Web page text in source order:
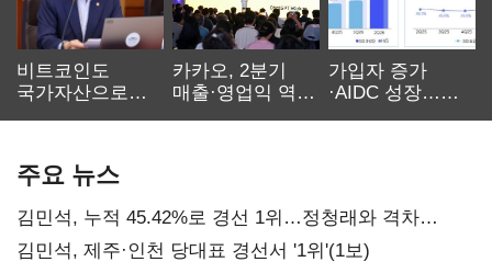
비트코인도
국가자산으로…'
카카오, 2분기
매출·영업익 역대
가입자 증가
·AIDC 성장…
주요 뉴스
김민석, 누적 45.42%로 경선 1위…정청래와 격차
0.86%p(2보)
김민석, 제주·인천 당대표 경선서 '1위'(1보)